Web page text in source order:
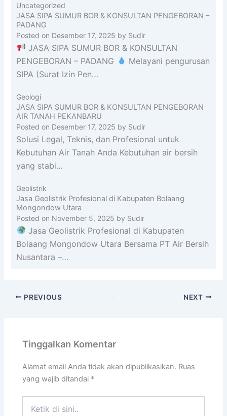
Uncategorized
JASA SIPA SUMUR BOR & KONSULTAN PENGEBORAN –
PADANG
Posted on Desember 17, 2025 by Sudir
JASA SIPA SUMUR BOR & KONSULTAN
PENGEBORAN – PADANG
Melayani pengurusan
SIPA (Surat Izin Pen…
Geologi
JASA SIPA SUMUR BOR & KONSULTAN PENGEBORAN
AIR TANAH PEKANBARU
Posted on Desember 17, 2025 by Sudir
Solusi Legal, Teknis, dan Profesional untuk
Kebutuhan Air Tanah Anda Kebutuhan air bersih
yang stabi…
Geolistrik
Jasa Geolistrik Profesional di Kabupaten Bolaang
Mongondow Utara
Posted on November 5, 2025 by Sudir
Jasa Geolistrik Profesional di Kabupaten
Bolaang Mongondow Utara Bersama PT Air Bersih
Nusantara –…
PREVIOUS NEXT
Tinggalkan Komentar
Alamat email Anda tidak akan dipublikasikan. Ruas
yang wajib ditandai *